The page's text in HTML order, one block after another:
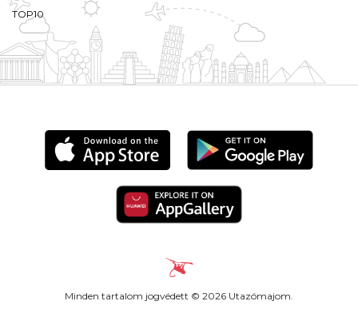
TOP10
Minden tartalom jogvédett © 2026 Utazómajom.